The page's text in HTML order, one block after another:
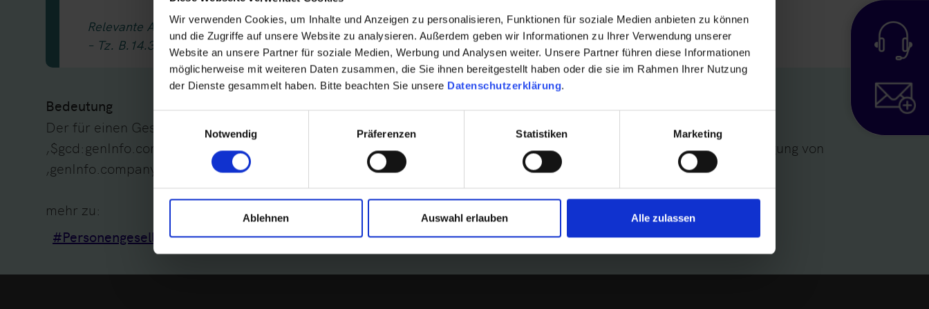
Wir verwenden Cookies, um Inhalte und Anzeigen zu personalisieren, Funktionen für soziale Medien anbieten zu können
und die Zugriffe auf unsere Website zu analysieren. Außerdem geben wir Informationen zu Ihrer Verwendung unserer
Website an unsere Partner für soziale Medien, Werbung und Analysen weiter. Unsere Partner führen diese Informationen
möglicherweise mit weiteren Daten zusammen, die Sie ihnen bereitgestellt haben oder die sie im Rahmen Ihrer Nutzung
der Dienste gesammelt haben. Bitte beachten Sie unsere Datenschutzerklärung.
Notwendig
Präferenzen Statistiken Marketing
Ablehnen Auswahl erlauben Alle zulassen
Relevante Abschnitte im Technischen Leitfaden:
– Tz. B.14.3.1.19
Bedeutung
Der für einen Gesellschafter bei ‚genInfo.company.id.shareholder.currentnumber‘ angegebene Wert
‚$gcd:genInfo.company.id.shareholder.currentnumber.Wert$‘ ist nicht eindeutig. Dies ist bei der vorliegenden Ausprägung von
‚genInfo.company.id.legalStatus‘ nicht zulässig.
mehr zu:
#Personengesellschaft #Gesellschafter